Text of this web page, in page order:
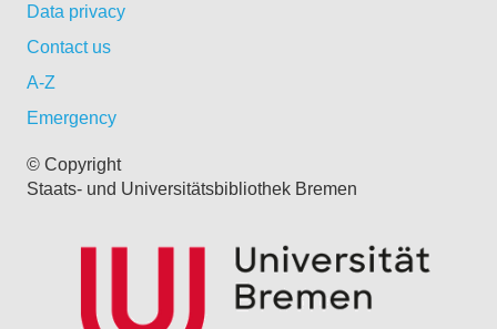
Data privacy
Contact us
A-Z
Emergency
© Copyright
Staats- und Universitätsbibliothek Bremen